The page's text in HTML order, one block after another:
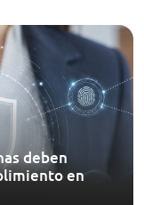
deben
en